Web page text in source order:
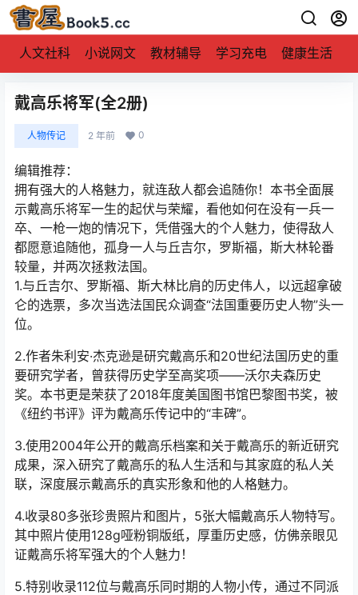
人文社科 小说网文 教材辅导 学习充电 健康生活
戴高乐将军(全2册)
人物传记 2 年前 0
编辑推荐：
拥有强大的人格魅力，就连敌人都会追随你！本书全面展
示戴高乐将军一生的起伏与荣耀，看他如何在没有一兵一
卒、一枪一炮的情况下，凭借强大的个人魅力，使得敌人
都愿意追随他，孤身一人与丘吉尔，罗斯福，斯大林轮番
较量，并两次拯救法国。
1.与丘吉尔、罗斯福、斯大林比肩的历史伟人，以远超拿破
仑的选票，多次当选法国民众调查“法国重要历史人物”头一
位。
2.作者朱利安·杰克逊是研究戴高乐和20世纪法国历史的重
要研究学者，曾获得历史学至高奖项——沃尔夫森历史
奖。本书更是荣获了2018年度美国图书馆巴黎图书奖，被
《纽约书评》评为戴高乐传记中的“丰碑”。
3.使用2004年公开的戴高乐档案和关于戴高乐的新近研究
成果，深入研究了戴高乐的私人生活和与其家庭的私人关
联，深度展示戴高乐的真实形象和他的人格魅力。
4.收录80多张珍贵照片和图片，5张大幅戴高乐人物特写。
其中照片使用128g哑粉铜版纸，厚重历史感，仿佛亲眼见
证戴高乐将军强大的个人魅力！
5.特别收录112位与戴高乐同时期的人物小传，通过不同派